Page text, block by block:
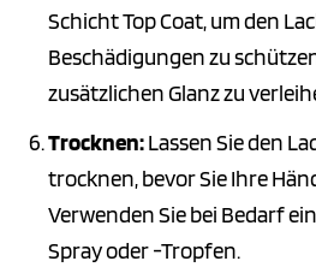
Schicht Top Coat, um den
Beschädigungen zu
zusätzlichen Glanz zu
Trocknen:Lassen Sie den
trocknen, bevor Sie Ihre
Verwenden Sie bei Bedarf
Spray oder -Tropfen.